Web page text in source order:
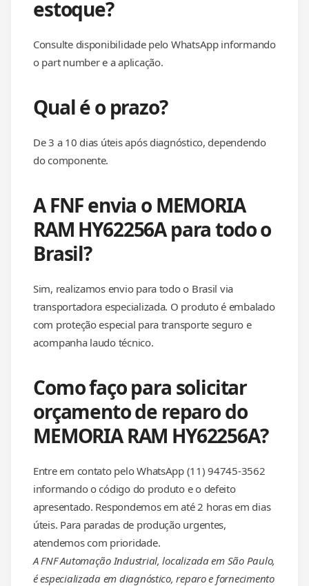
estoque?
Consulte disponibilidade pelo WhatsApp informando
o part number e a aplicação.
Qual é o prazo?
De 3 a 10 dias úteis após diagnóstico, dependendo
do componente.
A FNF envia o MEMORIA
RAM HY62256A para todo o
Brasil?
Sim, realizamos envio para todo o Brasil via
transportadora especializada. O produto é embalado
com proteção especial para transporte seguro e
acompanha laudo técnico.
Como faço para solicitar
orçamento de reparo do
MEMORIA RAM HY62256A?
Entre em contato pelo WhatsApp (11) 94745-3562
informando o código do produto e o defeito
apresentado. Respondemos em até 2 horas em dias
úteis. Para paradas de produção urgentes,
atendemos com prioridade.
A FNF Automação Industrial, localizada em São Paulo,
é especializada em diagnóstico, reparo e fornecimento